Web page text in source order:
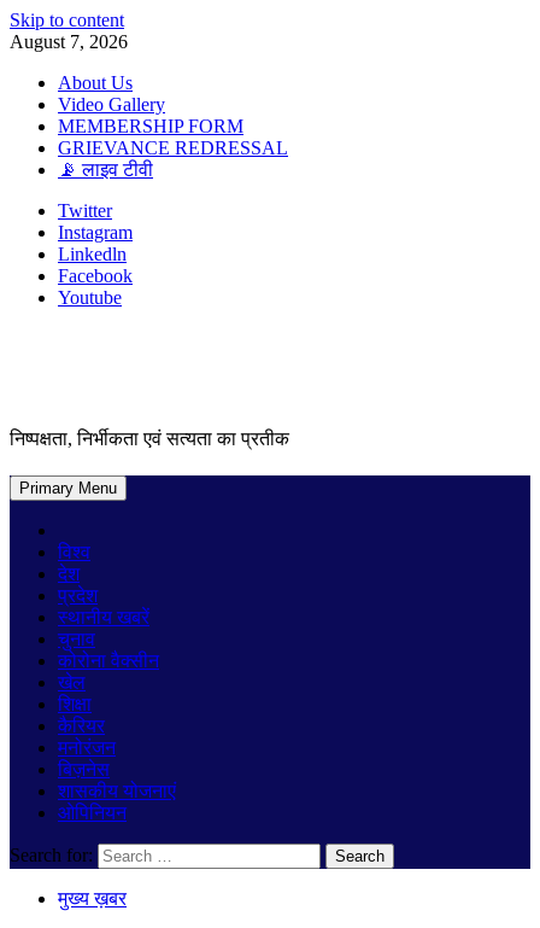
Skip to content
August 7, 2026
About Us
Video Gallery
MEMBERSHIP FORM
GRIEVANCE REDRESSAL
📡 लाइव टीवी
Twitter
Instagram
Linkedln
Facebook
Youtube
निष्पक्षता, निर्भीकता एवं सत्यता का प्रतीक
Primary Menu
विश्व
देश
प्रदेश
स्थानीय खबरें
चुनाव
कोरोना वैक्सीन
खेल
शिक्षा
कैरियर
मनोरंजन
बिज़नेस
शासकीय योजनाएं
ओपिनियन
Search for:
मुख्य ख़बर